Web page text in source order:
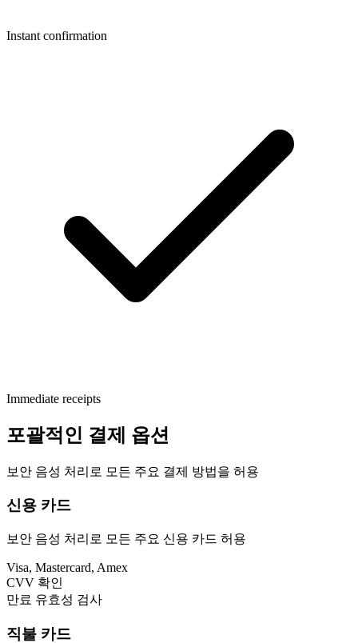
Instant confirmation
Immediate receipts
포괄적인 결제 옵션
보안 음성 처리로 모든 주요 결제 방법을 허용
신용 카드
보안 음성 처리로 모든 주요 신용 카드 허용
Visa, Mastercard, Amex
CVV 확인
만료 유효성 검사
직불 카드